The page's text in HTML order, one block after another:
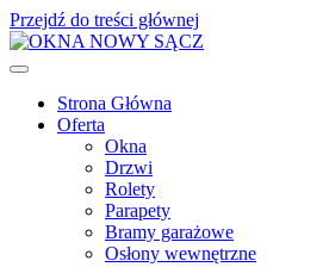
Przejdź do treści głównej
Strona Główna
Oferta
Okna
Drzwi
Rolety
Parapety
Bramy garażowe
Osłony wewnętrzne